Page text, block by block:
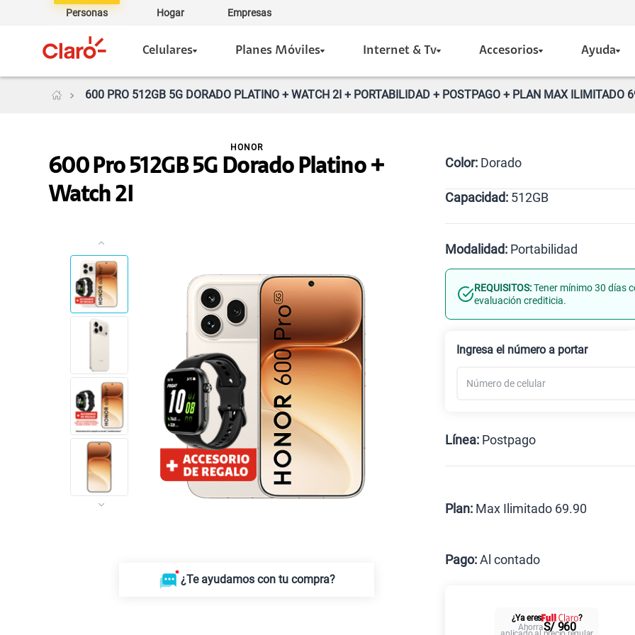
Personas Hogar Empresas
Celulares Planes Móviles Internet & Tv Accesorios Ayuda
600 PRO 512GB 5G DORADO PLATINO + WATCH 2I + PORTABILIDAD + POSTPAGO + PLAN MAX ILIMITADO
600 Pro 512GB 5G Dorado Platino +
Watch 2I
HONOR
¿Te ayudamos con tu compra?
Color: Dorado
Dorado
Capacidad: 512GB
Modalidad: Portabilidad
Línea Nueva
REQUISITOS:Tener mínimo 30 días
evaluación crediticia.
Ingresa el número a portar
Línea: Postpago
Plan: Max Ilimitado 69.90
Pago:Al contado
¿Ya eres
?
AhorraS/ 960